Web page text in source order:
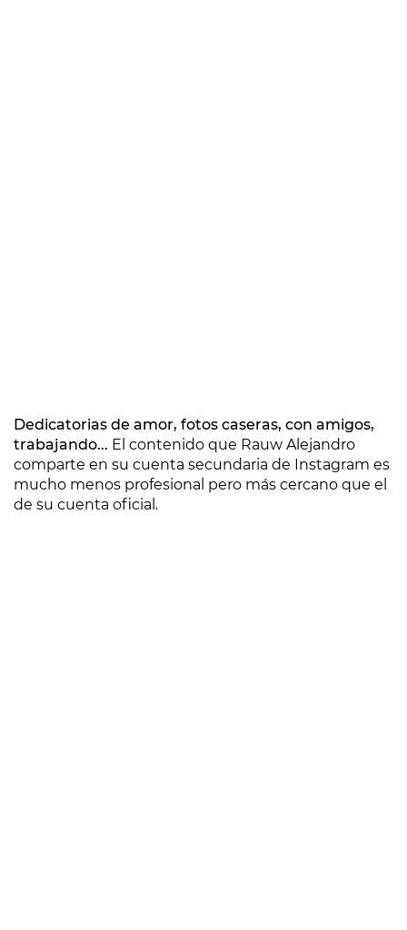
Dedicatorias de amor, fotos caseras, con amigos,
trabajando... El contenido que Rauw Alejandro
comparte en su cuenta secundaria de Instagram es
mucho menos profesional pero más cercano que el
de su cuenta oficial.